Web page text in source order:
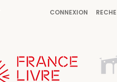
CONNEXION